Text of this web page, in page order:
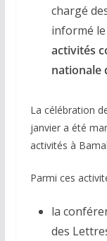
chargé
informé
activités
nationale
La célébration
janvier a été
activités à
Parmi ces
la
des